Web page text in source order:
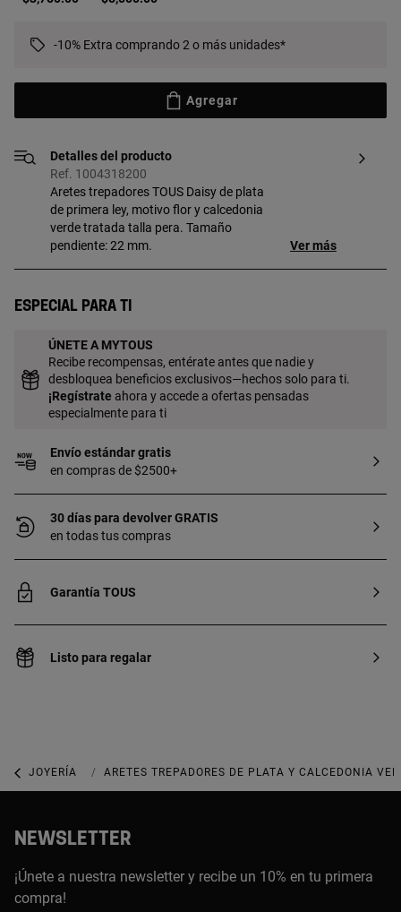
-10% Extra comprando 2 o más unidades*
Agregar
Detalles del producto
Ref. 1004318200
Aretes trepadores TOUS Daisy de plata
de primera ley, motivo flor y calcedonia
verde tratada talla pera. Tamaño
pendiente: 22 mm.
Ver más
Especial para ti
ÚNETE A MYTOUS
Recibe recompensas, entérate antes que nadie y
desbloquea beneficios exclusivos—hechos solo para ti.
¡Regístrate ahora y accede a ofertas pensadas
especialmente para ti
Envío estándar gratis
en compras de $2500+
30 días para devolver GRATIS
en todas tus compras
Garantía TOUS
Listo para regalar
JOYERÍA JOYAS CON GEMAS
ARETES TREPADORES DE PLATA Y CALCEDONIA
NEWSLETTER
¡Únete a nuestra newsletter y recibe un 10% en tu primera
compra!